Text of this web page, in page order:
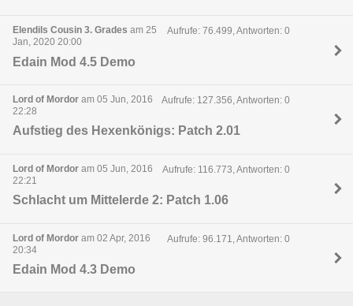
Elendils Cousin 3. Grades am 25
Jan, 2020 20:00
Aufrufe: 76.499, Antworten: 0
Edain Mod 4.5 Demo
Lord of Mordor am 05 Jun, 2016
22:28
Aufrufe: 127.356, Antworten: 0
Aufstieg des Hexenkönigs: Patch 2.01
Lord of Mordor am 05 Jun, 2016
22:21
Aufrufe: 116.773, Antworten: 0
Schlacht um Mittelerde 2: Patch 1.06
Lord of Mordor am 02 Apr, 2016
20:34
Aufrufe: 96.171, Antworten: 0
Edain Mod 4.3 Demo